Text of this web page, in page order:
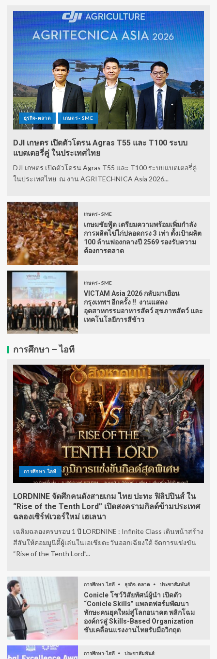
ธุรกิจ-ตลาด เกษตร - SME
DJI เกษตร เปิดตัวโดรน Agras T55 และ T100 ระบบ
แบตเตอรี่คู่ ในประเทศไทย
DJI เกษตร เปิดตัวโดรน Agras T55 และ T100 ระบบแบตเตอรี่คู่
ในประเทศไทย ณ งาน AGRITECHNICA Asia 2026...
เกษตร - SME
เกษมชัยฟู้ด เตรียมความพร้อมเพิ่มกำลัง
การผลิตไข่ไก่ปลอดกรง 3 เท่า ตั้งเป้าผลิต
100 ล้านฟองกลางปี 2569 รองรับความ
ต้องการตลาด
เกษตร - SME
VICTAM Asia 2026 กลับมาเยือน
กรุงเทพฯ อีกครั้ง !! งานแสดง
อุตสาหกรรมอาหารสัตว์ สุขภาพสัตว์ และ
เทคโนโลยีการสีข้าว
การศึกษา – ไอที
การศึกษา-ไอที
LORDNINE จัดศึกคนดังสายเกม ไทย ปะทะ ฟิลิปปินส์ ใน
“Rise of the Tenth Lord” เปิดสงครามกิลด์ข้ามประเทศ
ฉลองเซิร์ฟเวอร์ใหม่ เฮเลนา
เฉลิมฉลองครบรอบ 1 ปี LORDNINE : Infinite Class เดินหน้าสร้าง
สีสันให้คอมมูนิตี้ผู้เล่นในเอเชียตะวันออกเฉียงใต้ จัดการแข่งขัน
“Rise of the Tenth Lord”...
การศึกษา-ไอที ธุรกิจ-ตลาด ประชาสัมพันธ์
Conicle โชว์วิสัยทัศน์ผู้นำ เปิดตัว
“Conicle Skills” แพลตฟอร์มพัฒนา
ทักษะคนยุคใหม่สู่โลกอนาคต พลิกโฉม
องค์กรสู่ Skills-Based Organization
ขับเคลื่อนแรงงานไทยรับมือวิกฤต
การศึกษา-ไอที ประชาสัมพันธ์